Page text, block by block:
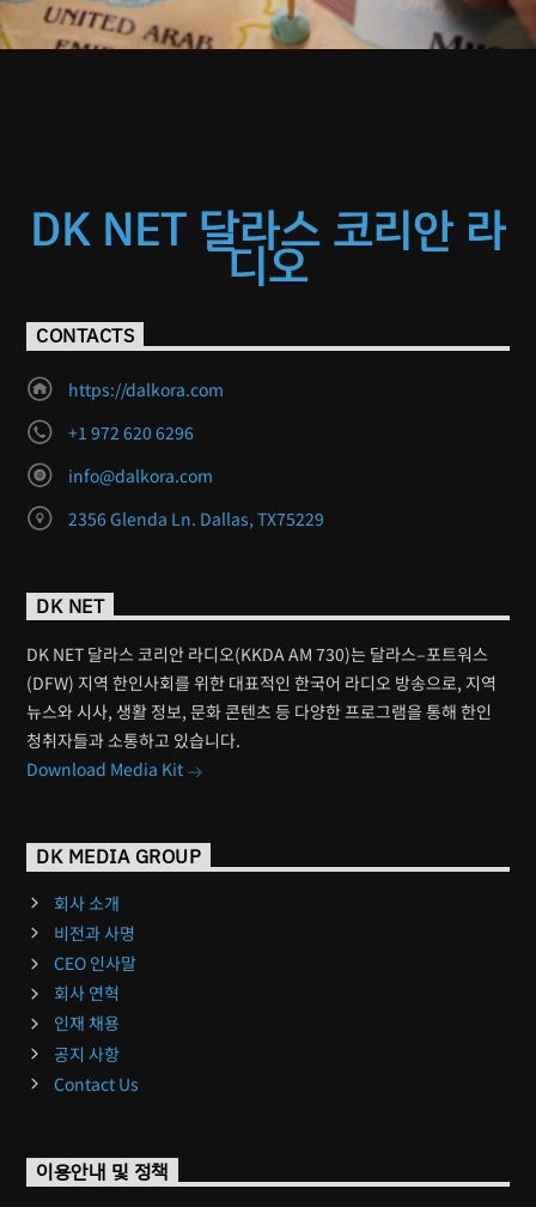
DK NET 달라스 코리안 라
디오
CONTACTS
https://dalkora.com
+1 972 620 6296
info@dalkora.com
2356 Glenda Ln. Dallas, TX75229
DK NET
DK NET 달라스 코리안 라디오(KKDA AM 730)는 달라스–포트워스
(DFW) 지역 한인사회를 위한 대표적인 한국어 라디오 방송으로, 지역
뉴스와 시사, 생활 정보, 문화 콘텐츠 등 다양한 프로그램을 통해 한인
청취자들과 소통하고 있습니다.
Download Media Kit
DK MEDIA GROUP
회사 소개
비전과 사명
CEO 인사말
회사 연혁
인재 채용
공지 사항
Contact Us
이용안내 및 정책